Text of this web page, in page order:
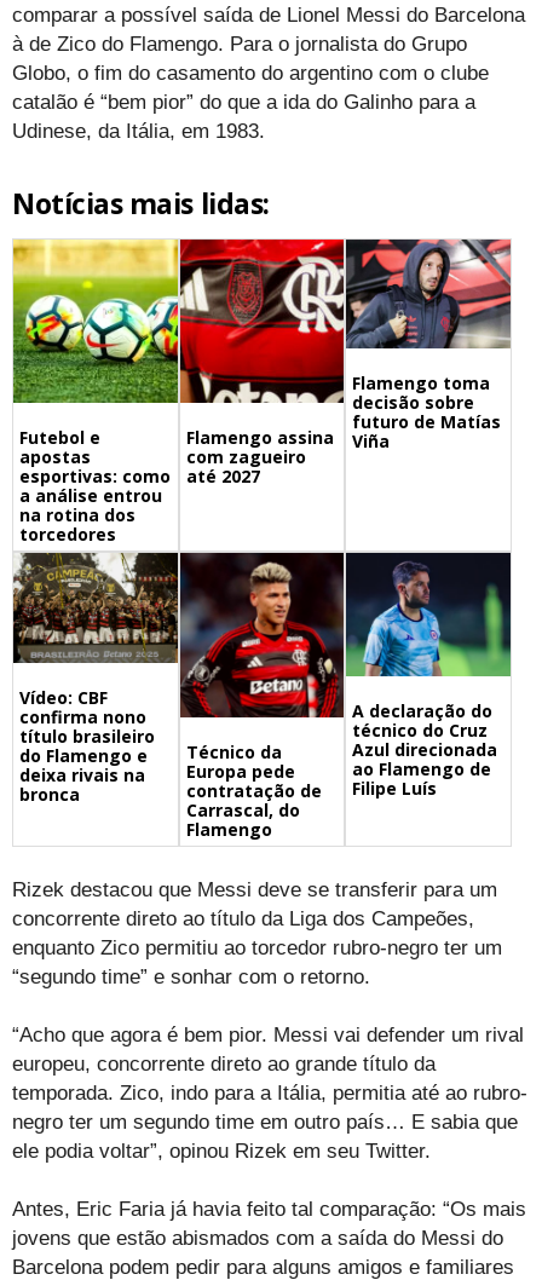
comparar a possível saída de Lionel Messi do Barcelona
à de Zico do Flamengo. Para o jornalista do Grupo
Globo, o fim do casamento do argentino com o clube
catalão é “bem pior” do que a ida do Galinho para a
Udinese, da Itália, em 1983.
Notícias mais lidas:
Futebol e
apostas
esportivas: como
a análise entrou
na rotina dos
torcedores
Flamengo assina
com zagueiro
até 2027
Flamengo toma
decisão sobre
futuro de Matías
Viña
Vídeo: CBF
confirma nono
título brasileiro
do Flamengo e
deixa rivais na
bronca
Técnico da
Europa pede
contratação de
Carrascal, do
Flamengo
A declaração do
técnico do Cruz
Azul direcionada
ao Flamengo de
Filipe Luís
Rizek destacou que Messi deve se transferir para um
concorrente direto ao título da Liga dos Campeões,
enquanto Zico permitiu ao torcedor rubro-negro ter um
“segundo time” e sonhar com o retorno.
“Acho que agora é bem pior. Messi vai defender um rival
europeu, concorrente direto ao grande título da
temporada. Zico, indo para a Itália, permitia até ao rubro-
negro ter um segundo time em outro país… E sabia que
ele podia voltar”, opinou Rizek em seu Twitter.
Antes, Eric Faria já havia feito tal comparação: “Os mais
jovens que estão abismados com a saída do Messi do
Barcelona podem pedir para alguns amigos e familiares